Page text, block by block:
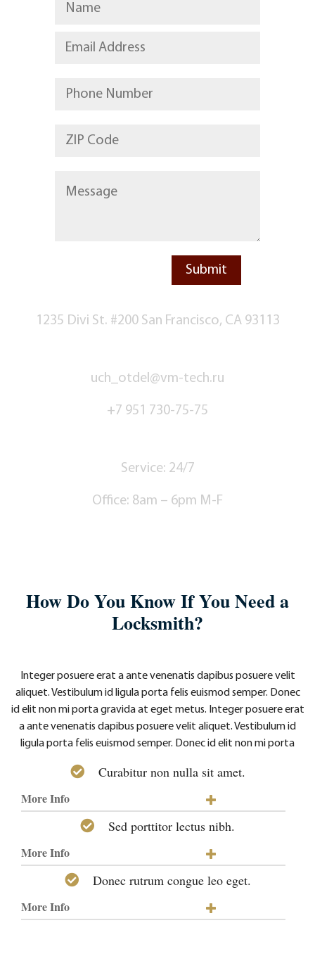
1235 Divi St. #200 San Francisco, CA 93113
uch_otdel@vm-tech.ru
+7 951 730-75-75
Service: 24/7
Office: 8am – 6pm M-F
How Do You Know If You Need a
Locksmith?
Integer posuere erat a ante venenatis dapibus posuere velit
aliquet. Vestibulum id ligula porta felis euismod semper. Donec
id elit non mi porta gravida at eget metus. Integer posuere erat
a ante venenatis dapibus posuere velit aliquet. Vestibulum id
ligula porta felis euismod semper. Donec id elit non mi porta
Curabitur non nulla sit amet.
More Info
Sed porttitor lectus nibh.
More Info
Donec rutrum congue leo eget.
More Info